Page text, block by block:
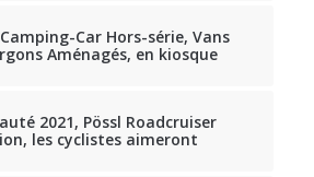
Car Hors-série, Vans
Aménagés, en kiosque
2021, Pössl Roadcruiser
les cyclistes aimeront